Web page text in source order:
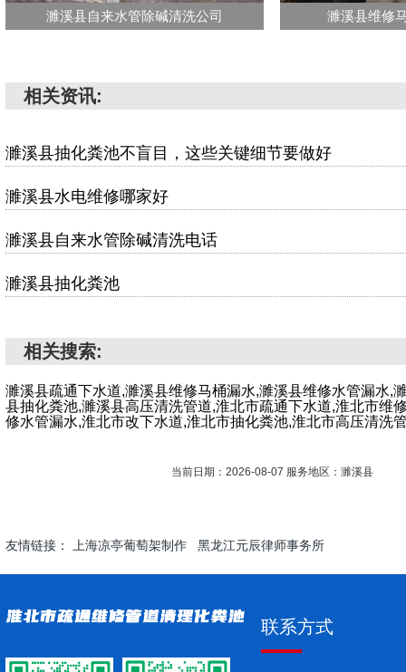
濉溪县自来水管除碱清洗公司 濉溪县维修
相关资讯:
濉溪县抽化粪池不盲目，这些关键细节要做好
濉溪县水电维修哪家好
濉溪县自来水管除碱清洗电话
濉溪县抽化粪池
相关搜索:
濉溪县疏通下水道,濉溪县维修马桶漏水,濉溪县维修水管漏水,
县抽化粪池,濉溪县高压清洗管道,淮北市疏通下水道,淮北市维
修水管漏水,淮北市改下水道,淮北市抽化粪池,淮北市高压清洗
当前日期：2026-08-07 服务地区：濉溪县
友情链接： 上海凉亭葡萄架制作 黑龙江元辰律师事务所
联系方式